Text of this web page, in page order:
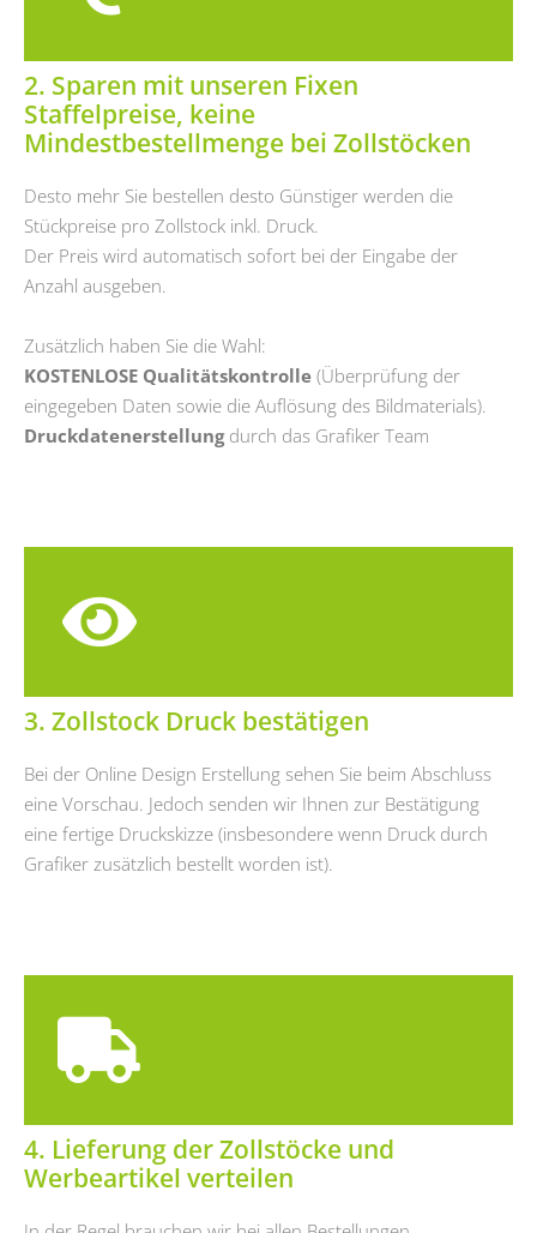
2. Sparen mit unseren Fixen
Staffelpreise, keine
Mindestbestellmenge bei Zollstöcken
Desto mehr Sie bestellen desto Günstiger werden die
Stückpreise pro Zollstock inkl. Druck.
Der Preis wird automatisch sofort bei der Eingabe der
Anzahl ausgeben.
Zusätzlich haben Sie die Wahl:
KOSTENLOSE Qualitätskontrolle (Überprüfung der
eingegeben Daten sowie die Auflösung des Bildmaterials).
Druckdatenerstellung durch das Grafiker Team
3. Zollstock Druck bestätigen
Bei der Online Design Erstellung sehen Sie beim Abschluss
eine Vorschau. Jedoch senden wir Ihnen zur Bestätigung
eine fertige Druckskizze (insbesondere wenn Druck durch
Grafiker zusätzlich bestellt worden ist).
4. Lieferung der Zollstöcke und
Werbeartikel verteilen